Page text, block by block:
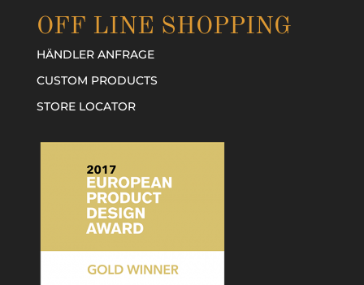
OFF LINE SHOPPING
HÄNDLER ANFRAGE
CUSTOM PRODUCTS
STORE LOCATOR